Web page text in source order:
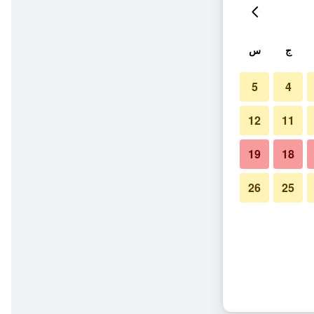
ج س
4
5
11
12
18
19
25
26